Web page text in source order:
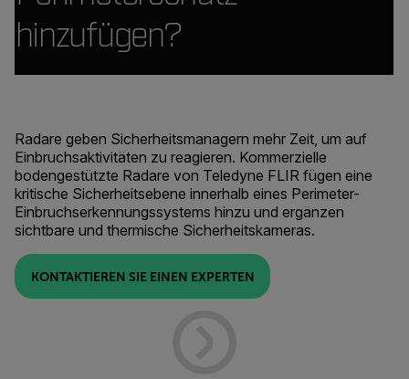
hinzufügen?
Radare geben Sicherheitsmanagern mehr Zeit, um auf
Einbruchsaktivitäten zu reagieren. Kommerzielle
bodengestützte Radare von Teledyne FLIR fügen eine
kritische Sicherheitsebene innerhalb eines Perimeter-
Einbruchserkennungssystems hinzu und ergänzen
sichtbare und thermische Sicherheitskameras.
KONTAKTIEREN SIE EINEN EXPERTEN